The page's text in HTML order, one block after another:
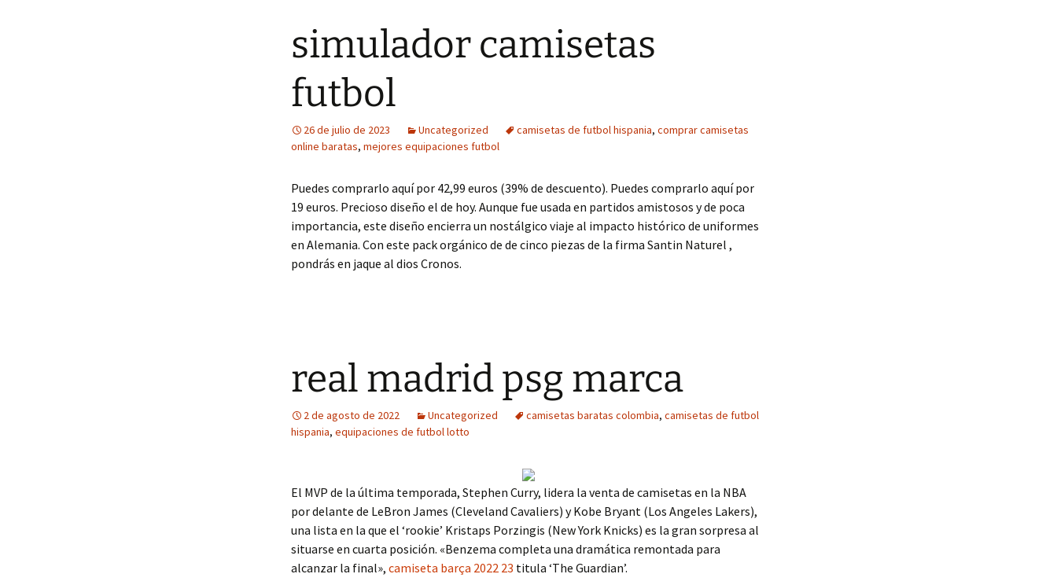
simulador camisetas
futbol
26 de julio de 2023 Uncategorized camisetas de futbol hispania, comprar camisetas
online baratas, mejores equipaciones futbol
Puedes comprarlo aquí por 42,99 euros (39% de descuento). Puedes comprarlo aquí por
19 euros. Precioso diseño el de hoy. Aunque fue usada en partidos amistosos y de poca
importancia, este diseño encierra un nostálgico viaje al impacto histórico de uniformes
en Alemania. Con este pack orgánico de de cinco piezas de la firma Santin Naturel ,
pondrás en jaque al dios Cronos.
real madrid psg marca
2 de agosto de 2022 Uncategorized camisetas baratas colombia, camisetas de futbol
hispania, equipaciones de futbol lotto
El MVP de la última temporada, Stephen Curry, lidera la venta de camisetas en la NBA
por delante de LeBron James (Cleveland Cavaliers) y Kobe Bryant (Los Angeles Lakers),
una lista en la que el ‘rookie’ Kristaps Porzingis (New York Knicks) es la gran sorpresa al
situarse en cuarta posición. «Benzema completa una dramática remontada para
alcanzar la final», camiseta barça 2022 23 titula ‘The Guardian’.